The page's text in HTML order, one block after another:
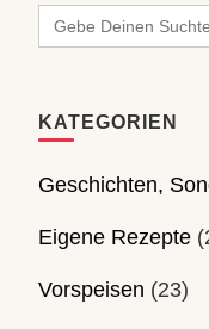
Search
for:
KATEGORIEN
Geschichten,
Eigene Rezepte
Vorspeisen (23)